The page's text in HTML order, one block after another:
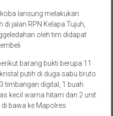
lansung melakukan
jalan RPN Kelapa Tujuh,
oleh tim didapat
barang bukti berupa 11
putih di duga sabu bruto
timbangan digital, 1 buah
kecil warna hitam dan 2 unit
bawa ke Mapolres